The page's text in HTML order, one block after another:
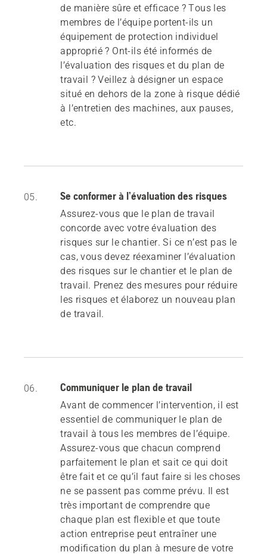
de manière sûre et efficace ? Tous les
membres de l’équipe portent-ils un
équipement de protection individuel
approprié ? Ont-ils été informés de
l’évaluation des risques et du plan de
travail ? Veillez à désigner un espace
situé en dehors de la zone à risque dédié
à l’entretien des machines, aux pauses,
etc.
05. Se conformer à l’évaluation des risques
Assurez-vous que le plan de travail
concorde avec votre évaluation des
risques sur le chantier. Si ce n’est pas le
cas, vous devez réexaminer l’évaluation
des risques sur le chantier et le plan de
travail. Prenez des mesures pour réduire
les risques et élaborez un nouveau plan
de travail.
06. Communiquer le plan de travail
Avant de commencer l’intervention, il est
essentiel de communiquer le plan de
travail à tous les membres de l’équipe.
Assurez-vous que chacun comprend
parfaitement le plan et sait ce qui doit
être fait et ce qu’il faut faire si les choses
ne se passent pas comme prévu. Il est
très important de comprendre que
chaque plan est flexible et que toute
action entreprise peut entraîner une
modification du plan à mesure de votre